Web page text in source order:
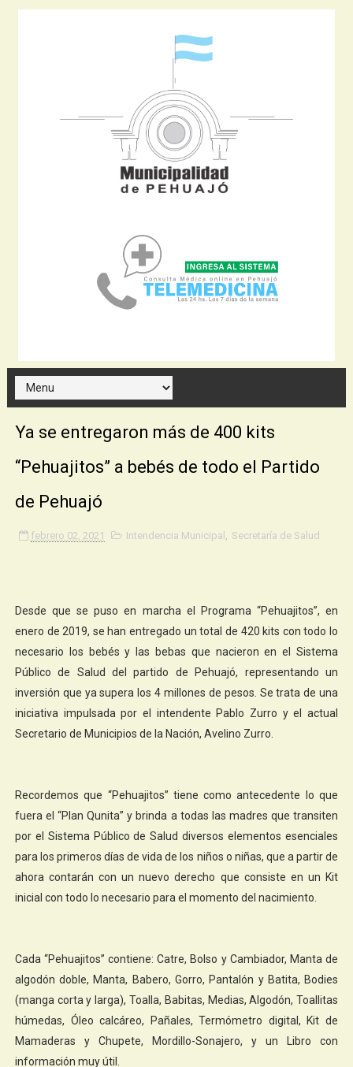
Ya se entregaron más de 400 kits
“Pehuajitos” a bebés de todo el Partido
de Pehuajó
febrero 02, 2021 Intendencia Municipal Secretaría de Salud
Desde que se puso en marcha el Programa “Pehuajitos”, en
enero de 2019, se han entregado un total de 420 kits con todo lo
necesario los bebés y las bebas que nacieron en el Sistema
Público de Salud del partido de Pehuajó, representando un
inversión que ya supera los 4 millones de pesos. Se trata de una
iniciativa impulsada por el intendente Pablo Zurro y el actual
Secretario de Municipios de la Nación, Avelino Zurro.
Recordemos que “Pehuajitos” tiene como antecedente lo que
fuera el “Plan Qunita” y brinda a todas las madres que transiten
por el Sistema Público de Salud diversos elementos esenciales
para los primeros días de vida de los niños o niñas, que a partir de
ahora contarán con un nuevo derecho que consiste en un Kit
inicial con todo lo necesario para el momento del nacimiento.
Cada “Pehuajitos” contiene: Catre, Bolso y Cambiador, Manta de
algodón doble, Manta, Babero, Gorro, Pantalón y Batita, Bodies
(manga corta y larga), Toalla, Babitas, Medias, Algodón, Toallitas
húmedas, Óleo calcáreo, Pañales, Termómetro digital, Kit de
Mamaderas y Chupete, Mordillo-Sonajero, y un Libro con
información muy útil.